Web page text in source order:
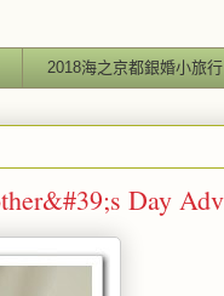
2018海之京都銀婚小旅行
Day